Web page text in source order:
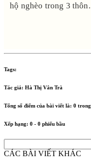
hộ nghèo trong 3 thôn.
Tags:
Tác giả: Hà Thị Vân Trà
Tổng số điểm của bài viết là: 0 trong
Xếp hạng: 0 - 0 phiếu bầu
CÁC BÀI VIẾT KHÁC